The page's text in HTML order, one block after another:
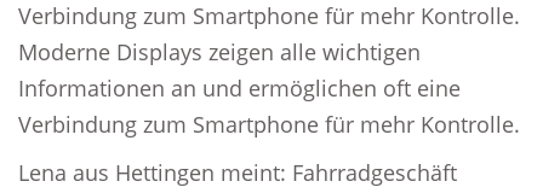
Verbindung zum Smartphone für mehr Kontrolle.
Moderne Displays zeigen alle wichtigen
Informationen an und ermöglichen oft eine
Verbindung zum Smartphone für mehr Kontrolle.
Lena aus Hettingen meint: Fahrradgeschäft